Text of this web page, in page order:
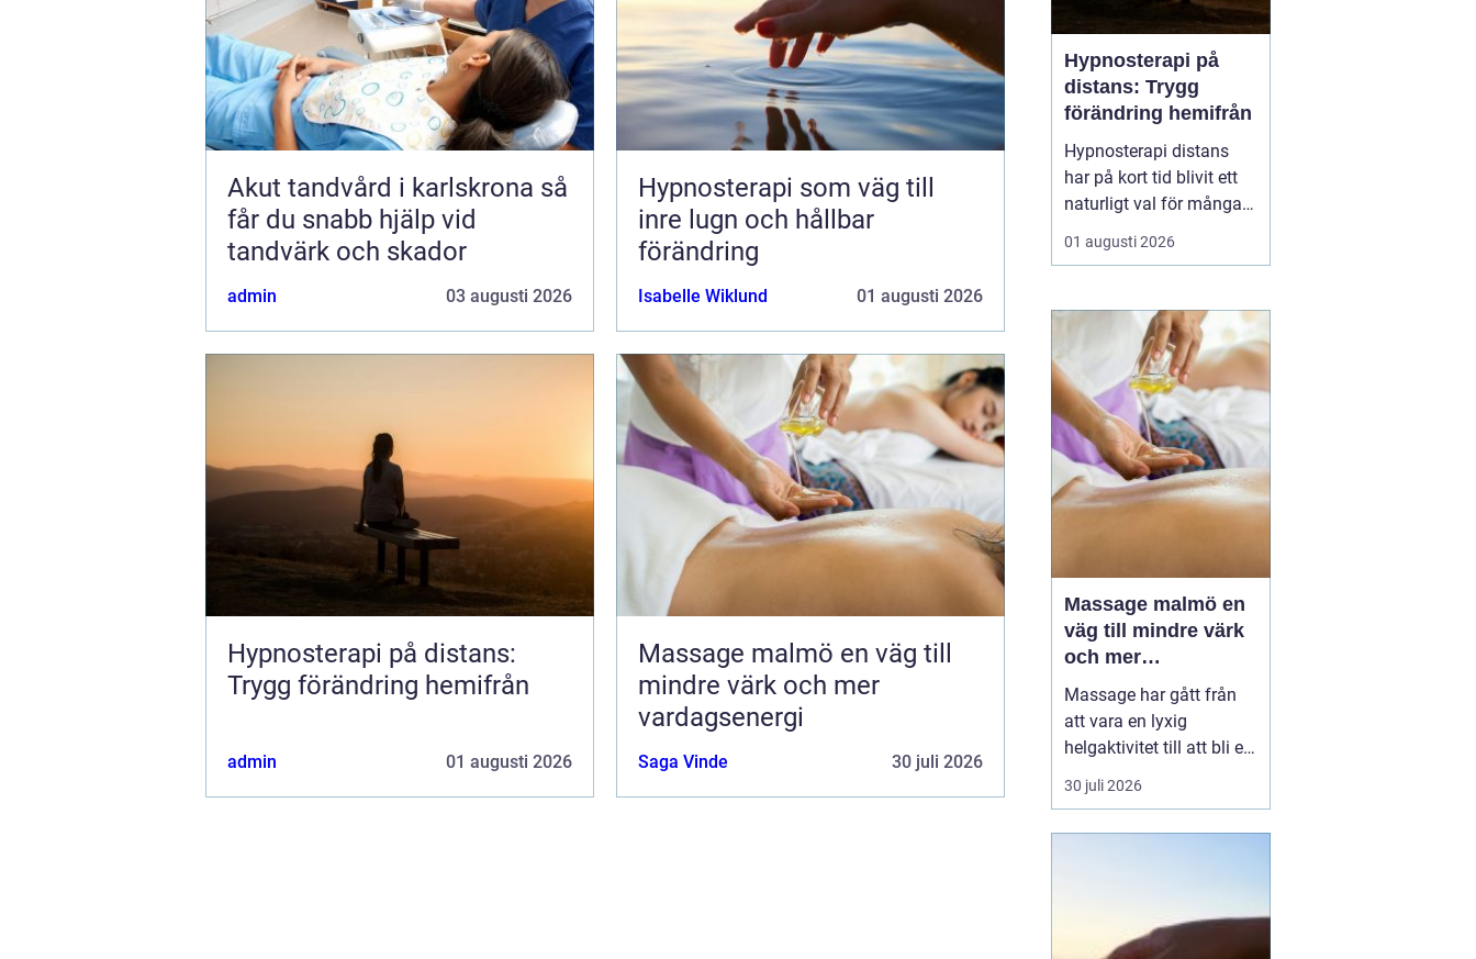
Akut tandvård i karlskrona så
får du snabb hjälp vid
tandvärk och skador
admin 03 augusti 2026
Hypnosterapi som väg till
inre lugn och hållbar
förändring
Isabelle Wiklund 01 augusti 2026
Hypnosterapi på distans:
Trygg förändring hemifrån
admin 01 augusti 2026
Massage malmö en väg till
mindre värk och mer
vardagsenergi
Saga Vinde 30 juli 2026
Hypnosterapi på
distans: Trygg
förändring hemifrån
Hypnosterapi distans
har på kort tid blivit ett
naturligt val för många
som vill arbeta med
personlig utveckling
fysisk mottagning.
Genom säkra
videosamtal kan klient
och terapeut mötas
oavsett var i l...
01 augusti 2026
Massage malmö en
väg till mindre värk
och mer
vardagsenergi
Massage har gått från
att vara en lyxig
helgaktivitet till att bli en
naturlig del av många
människors vardag. Fler
som Malmö, där tempot
30 juli 2026